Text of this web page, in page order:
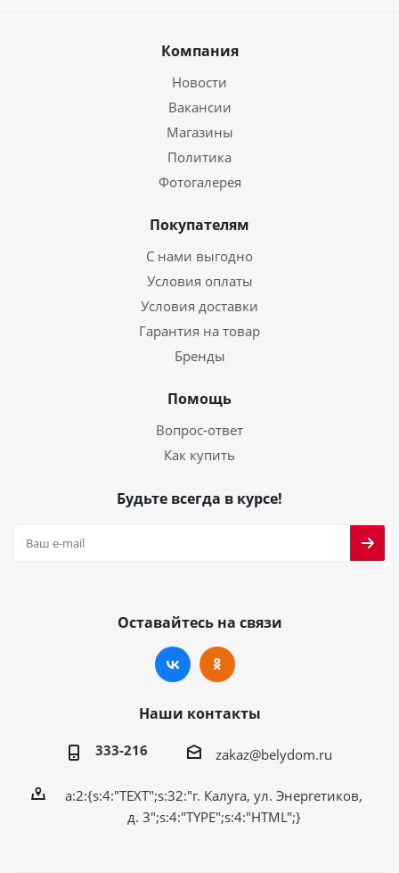
Компания
Новости
Вакансии
Магазины
Политика
Фотогалерея
Покупателям
С нами выгодно
Условия оплаты
Условия доставки
Гарантия на товар
Бренды
Помощь
Вопрос-ответ
Как купить
Будьте всегда в курсе!
Оставайтесь на связи
Наши контакты
333-216 zakaz@belydom.ru
a:2:{s:4:"TEXT";s:32:"г. Калуга, ул. Энергетиков,
д. 3";s:4:"TYPE";s:4:"HTML";}